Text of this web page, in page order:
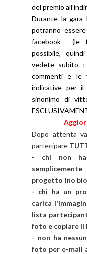
del premio
Durante la
potranno
facebook (le
possibile,
vedete subito
commenti e le
indicative per il
sinonimo di
Dopo attenta
partecipare
- chi non ha
progetto (no
- chi ha un
carica
lista
foto e copiare il
- non ha
foto per e-mail